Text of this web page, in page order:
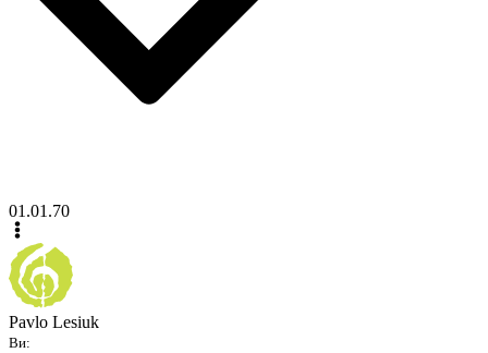
01.01.70
Pavlo Lesiuk
Ви: